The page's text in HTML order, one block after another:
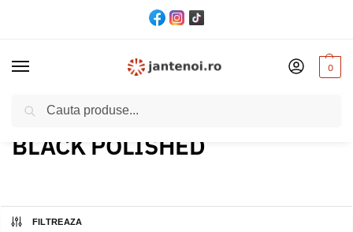
0
Acasă Produs Culoare / BLACK POLISHED
BLACK POLISHED
FILTREAZA